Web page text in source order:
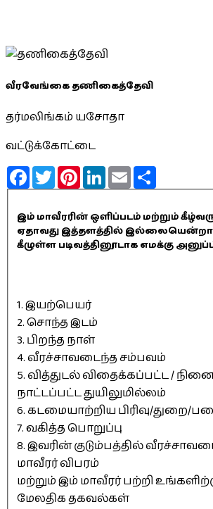
வீரவேங்கை தணிகைத்தேவி
தர்மலிங்கம் யசோதா
வட்டுக்கோட்டை
FacebookTwitterPinterestLinkedInEmail
இம் மாவீரரின் ஒளிப்படம் மற்றும்
ஏதாவது இத்தளத்தில்
கீழுள்ள படிவத்தினூடாக எமக்கு
1. இயற்பெயர்
2. சொந்த இடம்
3. பிறந்த நாள்
4. வீரச்சாவடைந்த சம்பவம்
5. வித்துடல் விதைக்கப்பட்ட /
நாட்டப்பட்ட துயிலுமில்லம்
6. கடமையாற்றிய பிரிவு/துறை/
7. வகித்த பொறுப்பு
8. இவரின் குடும்பத்தில்
மாவீரர் விபரம்
மற்றும் இம் மாவீரர் பற்றி
மேலதிக தகவல்கள்